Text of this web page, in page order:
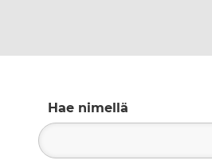
Hae nimellä